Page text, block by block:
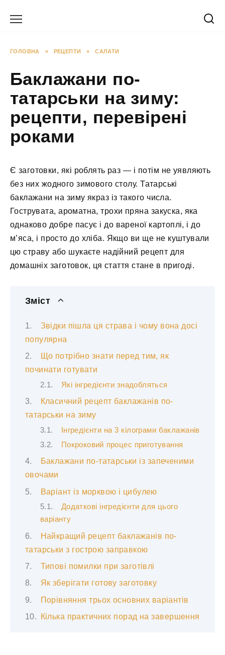
ГОЛОВНА » РЕЦЕПТИ » САЛАТИ
Баклажани по-
татарськи на зиму:
рецепти, перевірені
роками
Є заготовки, які роблять раз — і потім не уявляють
без них жодного зимового столу. Татарські
баклажани на зиму якраз із такого числа.
Гострувата, ароматна, трохи пряна закуска, яка
однаково добре пасує і до вареної картоплі, і до
м’яса, і просто до хліба. Якщо ви ще не куштували
цю страву або шукаєте надійний рецепт для
домашніх заготовок, ця стаття стане в пригоді.
Зміст
Звідки пішла ця страва і чому вона досі
популярна
Що потрібно знати перед тим, як
починати готувати
Які інгредієнти знадобляться
Класичний рецепт баклажанів по-
татарськи на зиму
Інгредієнти на 3 кілограми баклажанів
Покроковий процес приготування
Баклажани по-татарськи із запеченими
овочами
Варіант із морквою і цибулею
Додаткові інгредієнти для цього
варіанту
Найкращий рецепт баклажанів по-
татарськи з гострою заправкою
Типові помилки при заготівлі
Як зберігати готову заготовку
Порівняння трьох основних варіантів
Кілька практичних порад на завершення